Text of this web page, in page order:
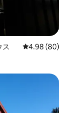
レビュー80件
4.98 (80)